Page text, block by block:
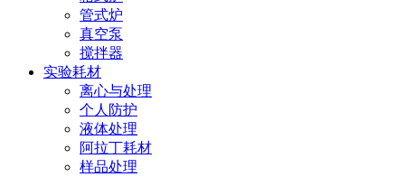
管式炉
真空泵
搅拌器
实验耗材
离心与处理
个人防护
液体处理
阿拉丁耗材
样品处理